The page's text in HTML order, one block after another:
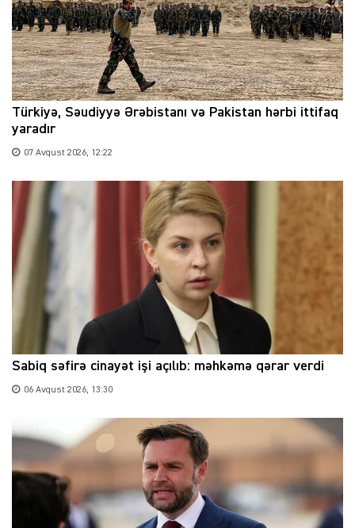
Türkiyə, Səudiyyə Ərəbistanı və Pakistan hərbi ittifaq
yaradır
07 Avqust 2026, 12:22
Sabiq səfirə cinayət işi açılıb: məhkəmə qərar verdi
06 Avqust 2026, 13:30